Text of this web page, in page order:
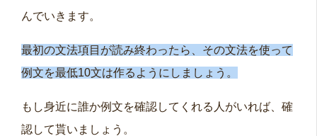
んでいきます。
最初の文法項目が読み終わったら、その文法を使って
例文を最低10文は作るようにしましょう。
もし身近に誰か例文を確認してくれる人がいれば、確
認して貰いましょう。